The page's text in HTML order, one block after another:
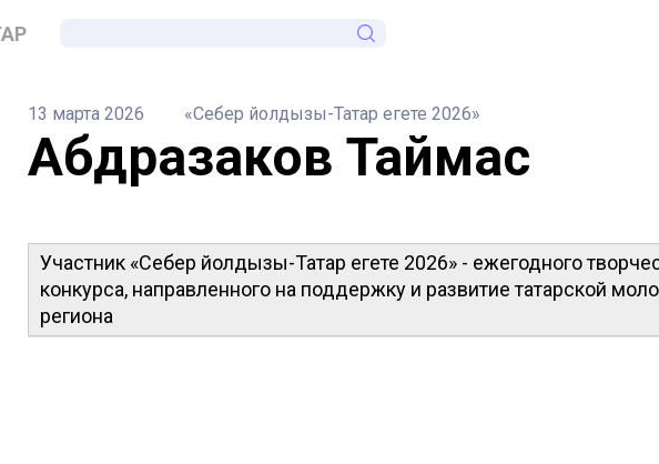
13 марта 2026 «Себер йолдызы-Татар егете 2026»
Абдразаков Таймас
Участник «Себер йолдызы-Татар егете 2026» - ежегодного
конкурса, направленного на поддержку и развитие татарской
региона